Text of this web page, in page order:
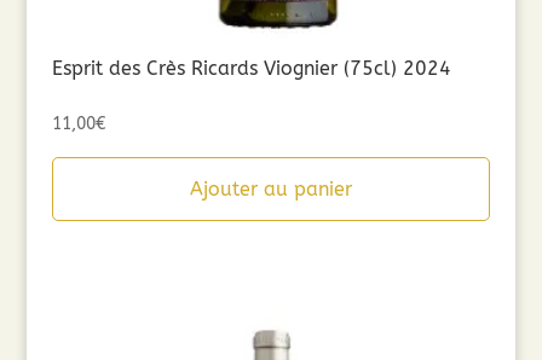
Esprit des Crès Ricards Viognier (75cl) 2024
11,00€
Ajouter au panier